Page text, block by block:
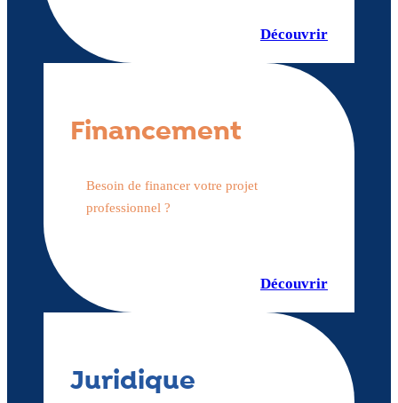
Découvrir
Financement
Besoin de financer votre projet
professionnel ?
Découvrir
Juridique